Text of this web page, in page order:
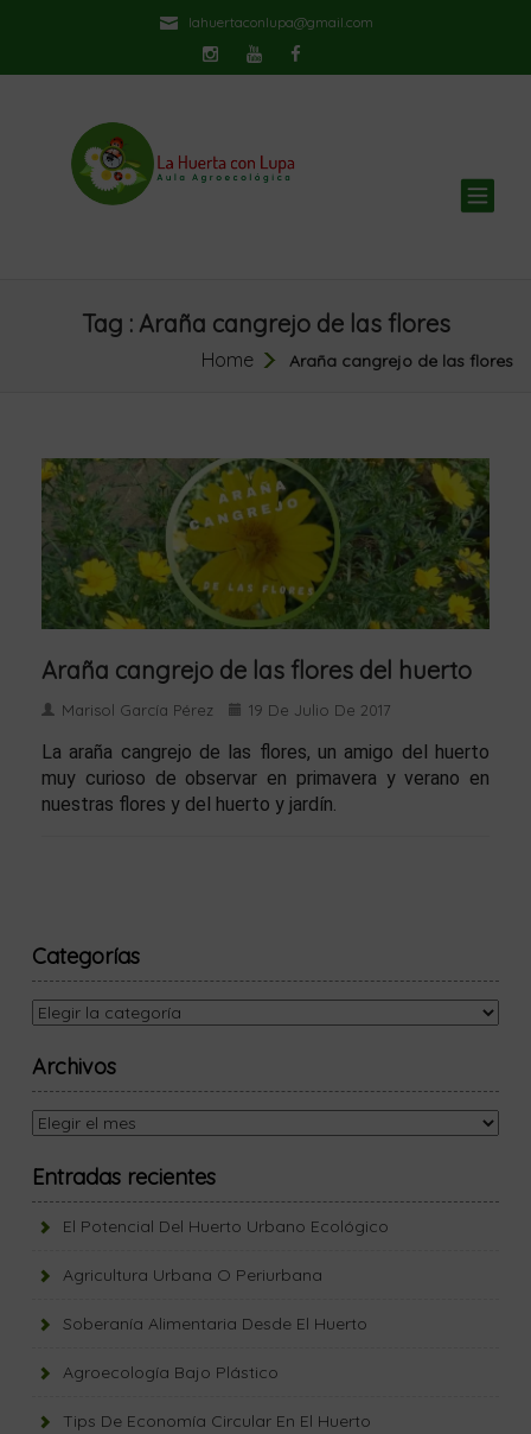
lahuertaconlupa@gmail.com
Tag : Araña cangrejo de las flores
Home Araña cangrejo de las flores
Araña cangrejo de las flores del huerto
Marisol García Pérez 19 De Julio De 2017
La araña cangrejo de las flores, un amigo del huerto
muy curioso de observar en primavera y verano en
nuestras flores y del huerto y jardín.
Categorías
Categorías
Archivos
Archivos
Entradas recientes
El Potencial Del Huerto Urbano Ecológico
Agricultura Urbana O Periurbana
Soberanía Alimentaria Desde El Huerto
Agroecología Bajo Plástico
Tips De Economía Circular En El Huerto